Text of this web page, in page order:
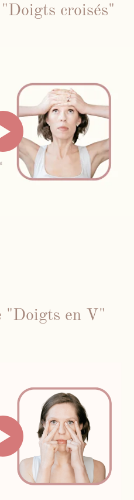
croisés"
"Doigts en V"